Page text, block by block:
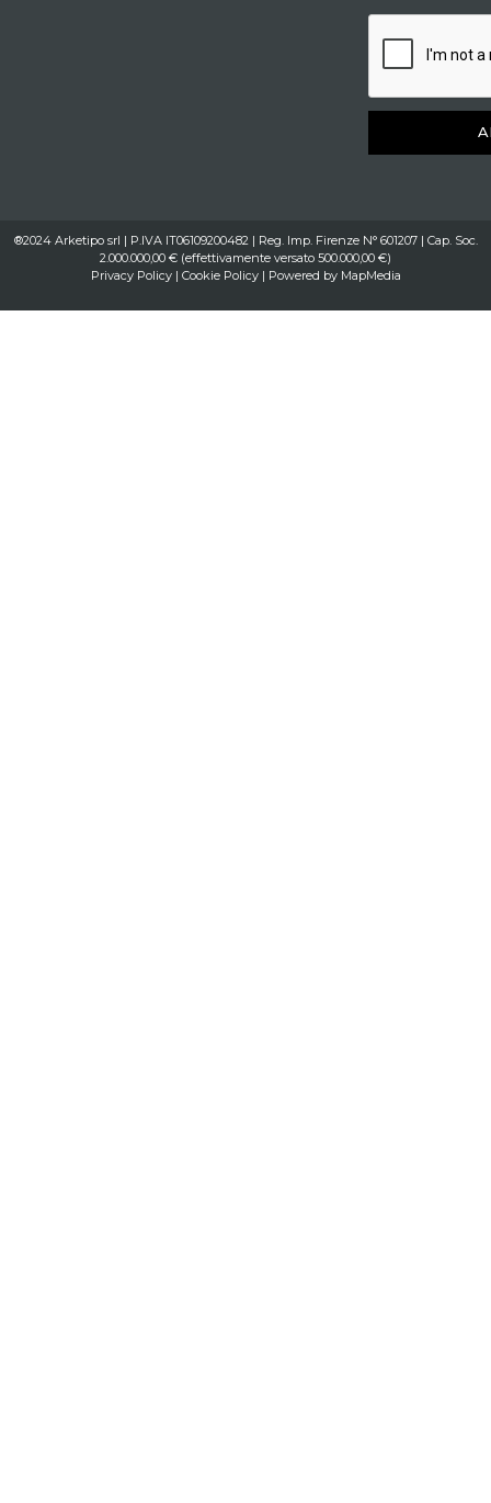
®2024 Arketipo srl | P.IVA IT06109200482 | Reg. Imp. Firenze N° 601207 | Cap. Soc.
2.000.000,00 € (effettivamente versato 500.000,00 €)
Privacy Policy| Cookie Policy| Powered by MapMedia